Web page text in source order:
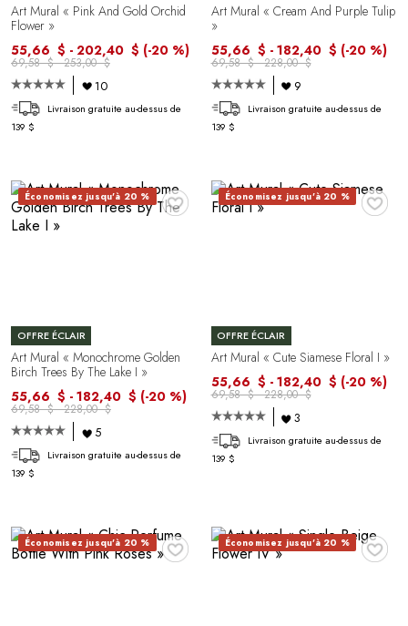
Art Mural « Pink And Gold Orchid
Flower »
55,66 $ - 202,40 $ (-20 %)
69,58 $ - 253,00 $
10
Livraison gratuite au-dessus de
139 $
Art Mural « Cream And Purple Tulip
»
55,66 $ - 182,40 $ (-20 %)
69,58 $ - 228,00 $
9
Livraison gratuite au-dessus de
139 $
♥
Économisez jusqu'à 20 %
OFFRE ÉCLAIR
Art Mural « Monochrome Golden
Birch Trees By The Lake I »
55,66 $ - 182,40 $ (-20 %)
69,58 $ - 228,00 $
5
Livraison gratuite au-dessus de
139 $
♥
Économisez jusqu'à 20 %
OFFRE ÉCLAIR
Art Mural « Cute Siamese Floral I »
55,66 $ - 182,40 $ (-20 %)
69,58 $ - 228,00 $
3
Livraison gratuite au-dessus de
139 $
♥
Économisez jusqu'à 20 % ♥
Économisez jusqu'à 20 %